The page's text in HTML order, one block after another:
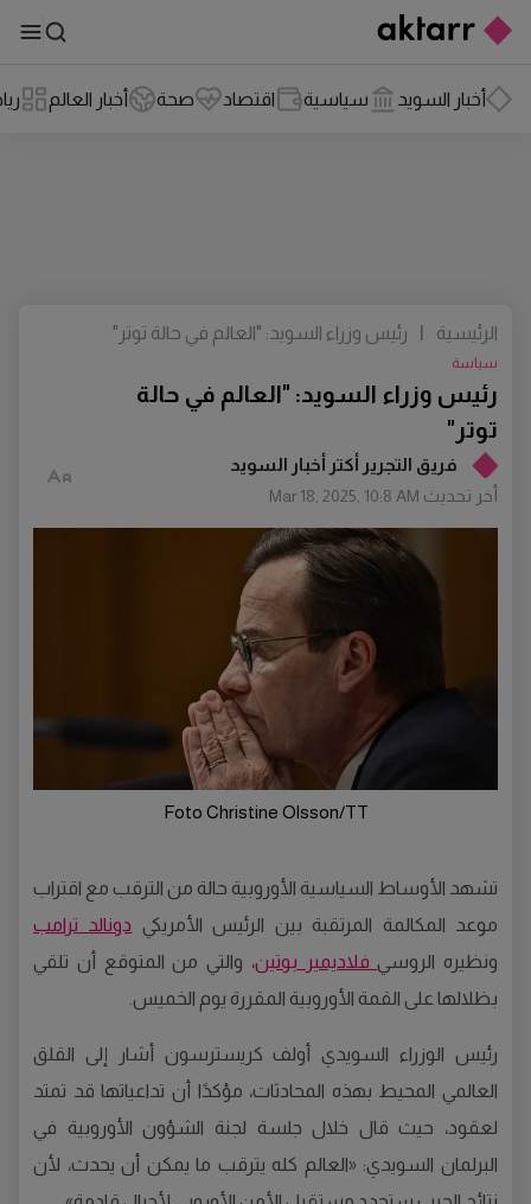
أخبار السويد سياسية اقتصاد صحة أخبار العالم
فريق التجرير أكتر أخبار السويد
أخر تحديث Mar 18, 2025, 10:8 AM
رئيس وزراء السويد: "العالم في حالة
توتر"
سياسة
الرئيسية | رئيس وزراء السويد: "العالم في حالة توتر"
Foto Christine Olsson/TT
تشهد الأوساط السياسية الأوروبية حالة من الترقب مع اقتراب
موعد المكالمة المرتقبة بين الرئيس الأمريكي دونالد ترامب
ونظيره الروسيفلاديمير بوتين، والتي من المتوقع أن تلقي
بظلالها على القمة الأوروبية المقررة يوم الخميس.
رئيس الوزراء السويدي أولف كريسترسون أشار إلى القلق
العالمي المحيط بهذه المحادثات، مؤكدًا أن تداعياتها قد تمتد
لعقود، حيث قال خلال جلسة لجنة الشؤون الأوروبية في
البرلمان السويدي: «العالم كله يترقب ما يمكن أن يحدث، لأن